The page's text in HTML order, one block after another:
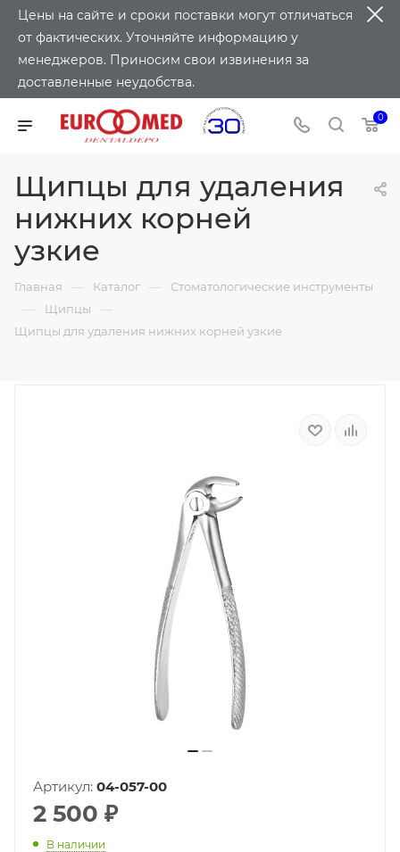
Цены на сайте и сроки поставки могут отличаться
от фактических. Уточняйте информацию у
менеджеров. Приносим свои извинения за
доставленные неудобства.
0
Щипцы для удаления
нижних корней
узкие
Главная — Каталог — Стоматологические инструменты
— Щипцы —
Щипцы для удаления нижних корней узкие
Артикул: 04-057-00
2 500 ₽
В наличии